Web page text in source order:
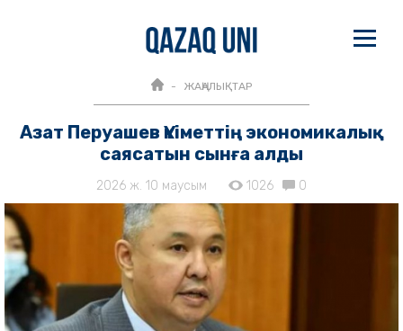
ЖАҢАЛЫҚТАР
Азат Перуашев Үкіметтің экономикалық
саясатын сынға алды
2026 ж. 10 маусым 1026 0